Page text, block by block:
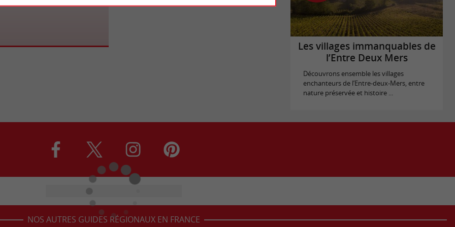
Les villages immanquables de
l’Entre Deux Mers
Découvrons ensemble les villages
enchanteurs de l’Entre-deux-Mers, entre
nature préservée et histoire ...
NOS AUTRES GUIDES RÉGIONAUX EN FRANCE